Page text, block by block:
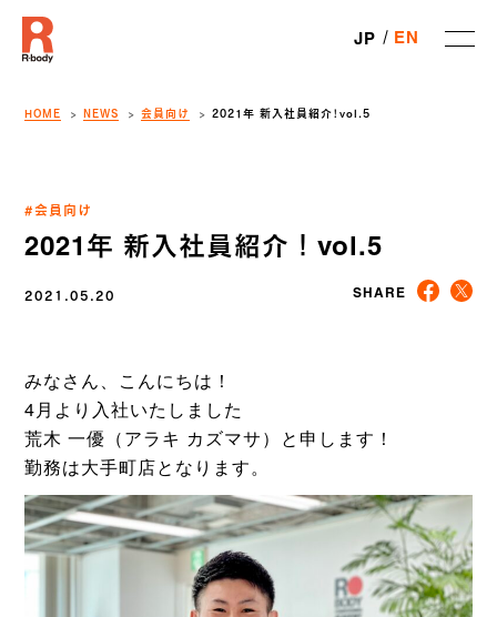
JP EN
HOME NEWS 会員向け 2021年 新入社員紹介！vol.5
#会員向け
2021年 新入社員紹介！vol.5
2021.05.20 SHARE
みなさん、こんにちは！
4月より入社いたしました
荒木 一優（アラキ カズマサ）と申します！
勤務は大手町店となります。